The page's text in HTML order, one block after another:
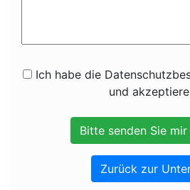
Ich habe die
und
Zurück zur